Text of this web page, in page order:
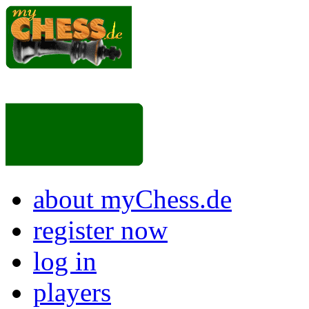
about myChess.de
register now
log in
players